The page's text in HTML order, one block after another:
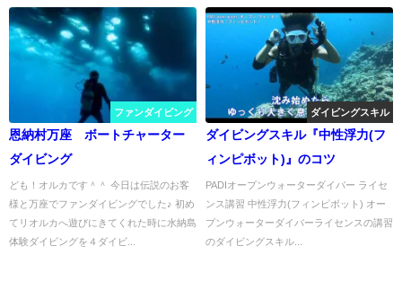
ファンダイビング
恩納村万座 ボートチャーター
ダイビング
ども！オルカです＾＾ 今日は伝説のお客
様と万座でファンダイビングでした♪ 初め
てリオルカへ遊びにきてくれた時に水納島
体験ダイビングを４ダイビ...
ダイビングスキル
ダイビングスキル『中性浮力(フ
ィンピボット)』のコツ
PADIオープンウォーターダイバー ライセ
ンス講習 中性浮力(フィンピボット) オー
プンウォーターダイバーライセンスの講習
のダイビングスキル...